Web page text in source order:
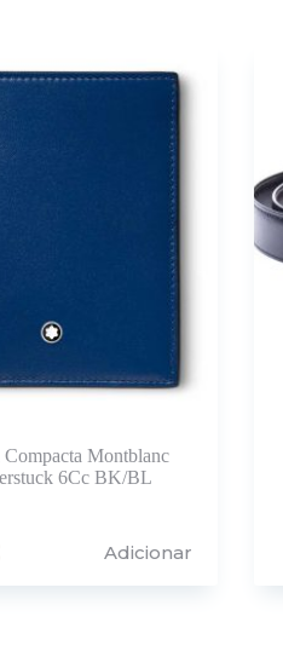
Compacta Montblanc
6Cc BK/BL
Adicionar